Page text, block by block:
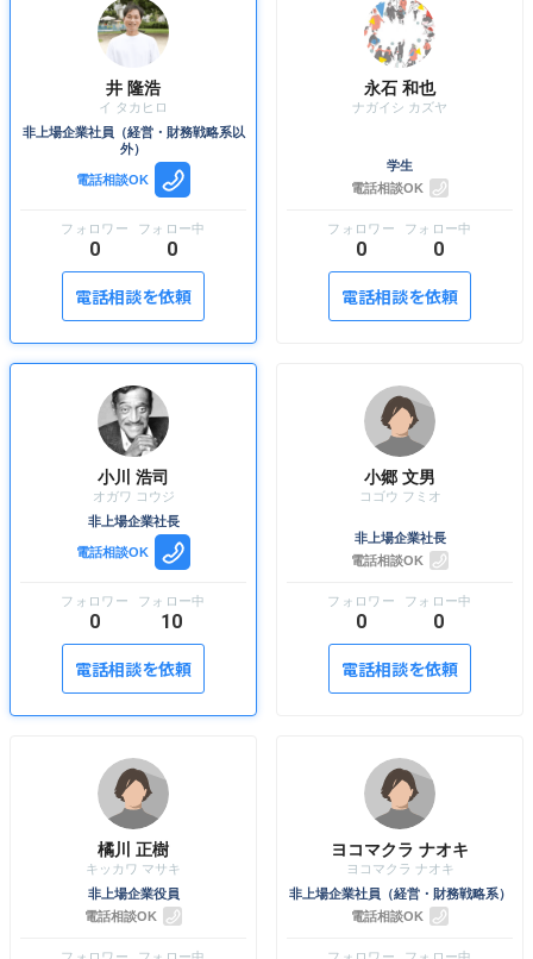
井 隆浩
非上場企業社員（経営・財務戦略系以
外）
電話相談OK
0 0
電話相談を依頼
永石 和也
学生
電話相談OK
0 0
電話相談を依頼
小川 浩司
非上場企業社長
電話相談OK
0 10
電話相談を依頼
小郷 文男
非上場企業社長
電話相談OK
0 0
電話相談を依頼
橘川 正樹
非上場企業役員
電話相談OK
ヨコマクラ ナオキ
非上場企業社員（経営・財務戦略系）
電話相談OK